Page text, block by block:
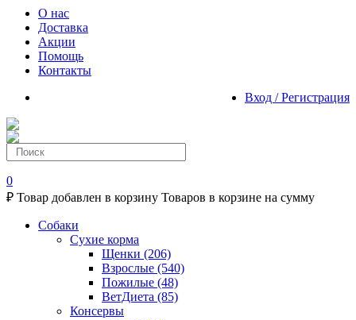
О нас
Доставка
Акции
Помощь
Контакты
Вход / Регистрация
0
₽ Товар добавлен в корзину Товаров в корзине на сумму
Собаки
Сухие корма
Щенки (206)
Взрослые (540)
Пожилые (48)
ВетДиета (85)
Консервы